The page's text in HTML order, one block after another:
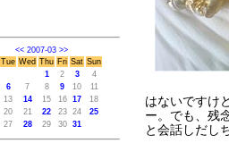
<< 2007-03 >>
Tue Wed Thu Fri Sat Sun
1
2 3
4
6 7 8 9 10
11
13 14 15 16 17
18
20 21 22 23 24
25
27 28 29 30 31
はないですけ
ー。でも、残
と会話しだし